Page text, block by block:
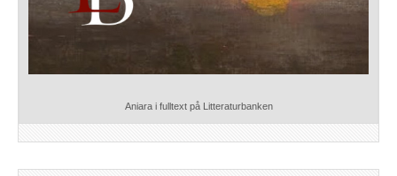
Aniara i fulltext på Litteraturbanken